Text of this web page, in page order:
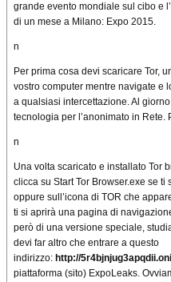
grande evento mondiale sul cibo e
di un mese a Milano: Expo 2015.
n
Per prima cosa devi scaricare Tor,
vostro computer mentre navigate e
a qualsiasi intercettazione. Al
tecnologia per l’anonimato in
n
Una volta scaricato e installato Tor
clicca su Start Tor Browser.exe se
oppure sull’icona di TOR che
ti si aprirà una pagina di
però di una versione speciale,
devi far altro che entrare a questo
indirizzo: http://
piattaforma (sito) ExpoLeaks.